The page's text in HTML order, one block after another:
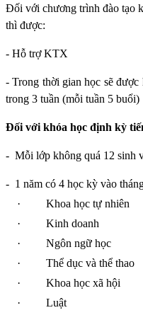
Đối với chương trình đào tạo
thì được:
- Hỗ trợ KTX
- Trong thời gian học sẽ
trong 3 tuần (mỗi tuần 5 buổi)
Đối với khóa học định kỳ
- Mỗi lớp không quá 12 sinh
- 1 năm có 4 học kỳ vào
·
Khoa học tự nhiên
·
Kinh doanh
·
Ngôn ngữ học
·
Thể dục và thể thao
·
Khoa học xã hội
·
Luật